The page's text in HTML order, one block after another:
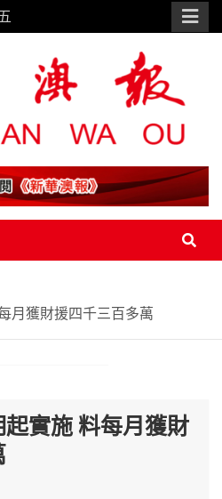
月獲財援四千三百多萬
實施 料每月獲財